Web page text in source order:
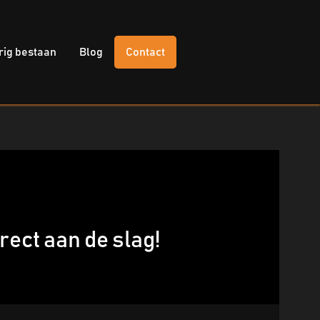
bestaan Blog Contact
aan de slag!